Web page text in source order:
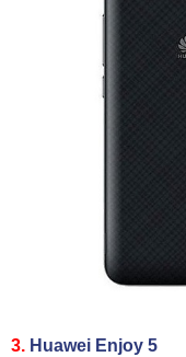
3. Huawei Enjoy 5